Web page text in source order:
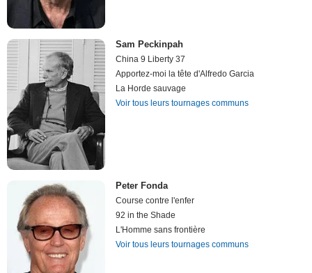
Sam Peckinpah
China 9 Liberty 37
Apportez-moi la tête d'Alfredo Garcia
La Horde sauvage
Voir tous leurs tournages communs
Peter Fonda
Course contre l'enfer
92 in the Shade
L'Homme sans frontière
Voir tous leurs tournages communs